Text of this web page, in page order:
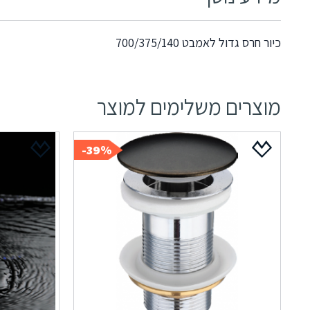
כיור חרס גדול לאמבט 700/375/140
מוצרים משלימים למוצר
39%-